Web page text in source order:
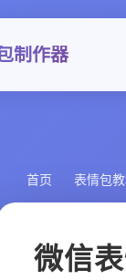
制作器
首页 表情包
微信